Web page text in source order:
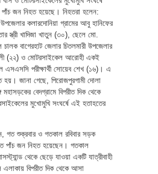
জন নিহত হয়েছে। নিহতরা হলেন:
কলারদোনিয়া গ্রামের আবু হানিফের
স্ত্রী খাদিজা খাতুন (৩০), ছেলে মো.
বাগেরহাট জেলার চিতলমারী উপজেলার
(২২) ও মোটরসাইকেল আরোহী একই
এসএসসি পরীক্ষার্থী সোয়েব শেখ (১৬)। এ
জানা গেছে, পিরোজপুরগামী দোলা
মহাসড়কের বেদগ্রামে বিপরীত দিক থেকে
মুখোমুখি সংঘর্ষে এই হতাহতের
গত শুক্রবার ও গতকাল রবিবার সড়ক
পাঁচ জন নিহত হয়েছেন। গতকাল
থেকে ছেড়ে যাওয়া একটি যাত্রীবাহী
এলাকায় বিপরীত দিক থেকে আসা